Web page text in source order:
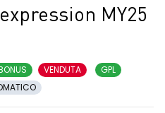
MY25
VENDUTA
GPL